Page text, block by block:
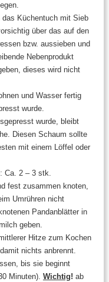
Küchentuch mit Sieb
über das auf den
bzw. aussieben und
Nebenprodukt
dieses wird nicht
und Wasser fertig
wurde.
wurde, bleibt
Diesen Schaum sollte
mit einem Löffel oder
Ca. 2 – 3 stk.
fest zusammen knoten,
Umrühren nicht
Pandanblätter in
geben.
Hitze zum Kochen
nichts anbrennt.
bis sie beginnt
Minuten). Wichtig! ab